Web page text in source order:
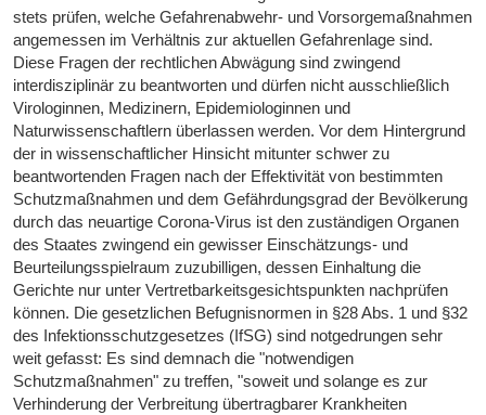
stets prüfen, welche Gefahrenabwehr- und Vorsorgemaßnahmen
angemessen im Verhältnis zur aktuellen Gefahrenlage sind.
Diese Fragen der rechtlichen Abwägung sind zwingend
interdisziplinär zu beantworten und dürfen nicht ausschließlich
Virologinnen, Medizinern, Epidemiologinnen und
Naturwissenschaftlern überlassen werden. Vor dem Hintergrund
der in wissenschaftlicher Hinsicht mitunter schwer zu
beantwortenden Fragen nach der Effektivität von bestimmten
Schutzmaßnahmen und dem Gefährdungsgrad der Bevölkerung
durch das neuartige Corona-Virus ist den zuständigen Organen
des Staates zwingend ein gewisser Einschätzungs- und
Beurteilungsspielraum zuzubilligen, dessen Einhaltung die
Gerichte nur unter Vertretbarkeitsgesichtspunkten nachprüfen
können. Die gesetzlichen Befugnisnormen in §28 Abs. 1 und §32
des Infektionsschutzgesetzes (IfSG) sind notgedrungen sehr
weit gefasst: Es sind demnach die "notwendigen
Schutzmaßnahmen" zu treffen, "soweit und solange es zur
Verhinderung der Verbreitung übertragbarer Krankheiten